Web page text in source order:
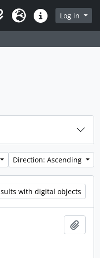
LanguageQuick linksLog in
Direction: Ascending
with digital objects